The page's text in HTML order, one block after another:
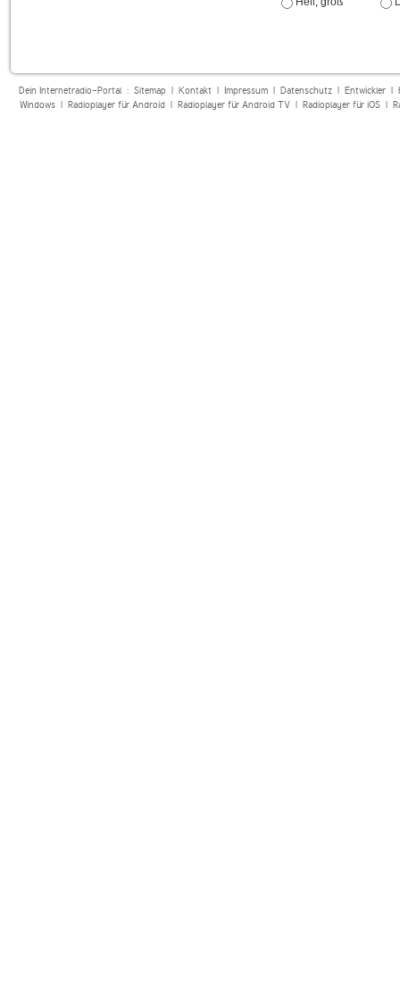
Dein Internetradio-Portal : Sitemap| Kontakt| Impressum| Datenschutz| Entwickler|
Windows| Radioplayer für Android| Radioplayer für Android TV| Radioplayer für iOS|